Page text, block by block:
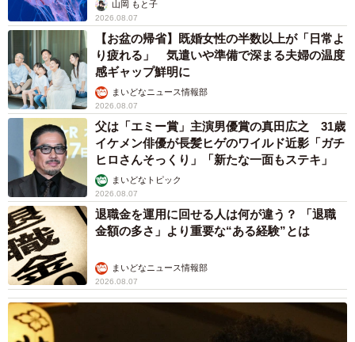
山岡 もと子
2026.08.07
【お盆の帰省】既婚女性の半数以上が「日常よ
り疲れる」 気遣いや準備で深まる夫婦の温度
感ギャップ鮮明に
まいどなニュース情報部
2026.08.07
父は「エミー賞」主演男優賞の真田広之 31歳
イケメン俳優が長髪ヒゲのワイルド近影「ガチ
ヒロさんそっくり」「新たな一面もステキ」
まいどなトピック
2026.08.07
退職金を運用に回せる人は何が違う？ 「退職
金額の多さ」より重要な“ある経験”とは
まいどなニュース情報部
2026.08.07